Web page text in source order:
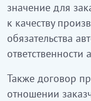
значение для
к качеству
обязательства
ответственности
Также договор
отношении